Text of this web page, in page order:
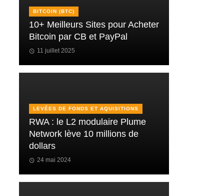
BITCOIN (BTC)
10+ Meilleurs Sites pour Acheter
Bitcoin par CB et PayPal
11 juillet 2025
LEVÉES DE FONDS ET AQUISITIONS
RWA : le L2 modulaire Plume
Network lève 10 millions de
dollars
24 mai 2024